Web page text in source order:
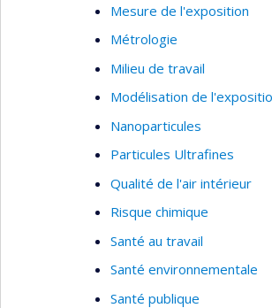
Mesure de l'exposition
Métrologie
Milieu de travail
Modélisation de
Nanoparticules
Particules Ultrafines
Qualité de l'air intérieur
Risque chimique
Santé au travail
Santé environnementale
Santé publique